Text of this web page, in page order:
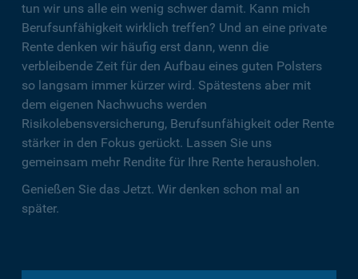
tun wir uns alle ein wenig schwer damit. Kann mich
Berufsunfähigkeit wirklich treffen? Und an eine private
Rente denken wir häufig erst dann, wenn die
verbleibende Zeit für den Aufbau eines guten Polsters
so langsam immer kürzer wird. Spätestens aber mit
dem eigenen Nachwuchs werden
Risikolebensversicherung, Berufsunfähigkeit oder Rente
stärker in den Fokus gerückt. Lassen Sie uns
gemeinsam mehr Rendite für Ihre Rente herausholen.
Genießen Sie das Jetzt. Wir denken schon mal an
später.